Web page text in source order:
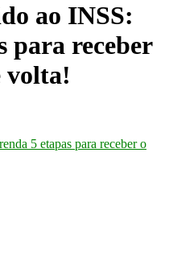
ao INSS:
para receber
volta!